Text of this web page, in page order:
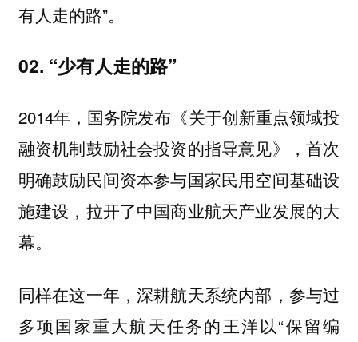
有人走的路”。
02. “少有人走的路”
2014年，国务院发布《关于创新重点领域投
融资机制鼓励社会投资的指导意见》，首次
明确鼓励民间资本参与国家民用空间基础设
施建设，拉开了中国商业航天产业发展的大
幕。
同样在这一年，深耕航天系统内部，参与过
多项国家重大航天任务的王洋以“保留编